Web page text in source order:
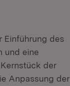
Einführung des
und eine
der
Anpassung der